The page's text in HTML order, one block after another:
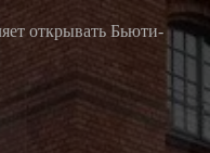
открывать Бьюти-